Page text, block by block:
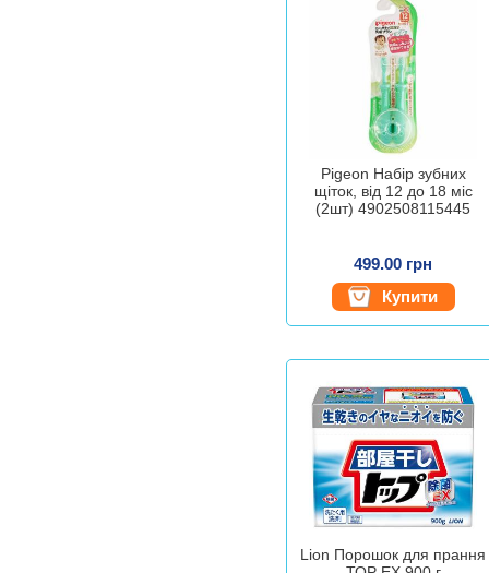
Pigeon Набір зубних
щіток, від 12 до 18 міс
(2шт) 4902508115445
499.00 грн
Купити
Lion Порошок для прання